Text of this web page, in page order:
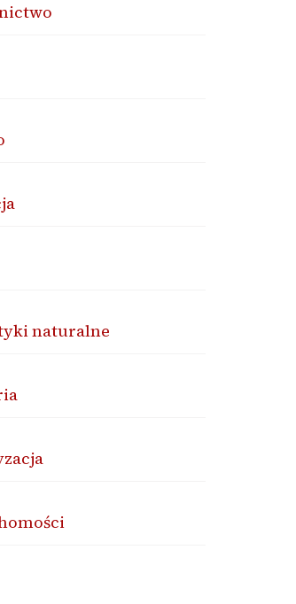
naturalne